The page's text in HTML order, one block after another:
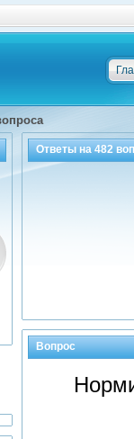
Ответы на482
Вопрос